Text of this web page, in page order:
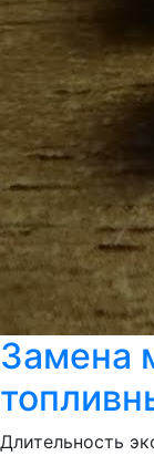
Замена
Длительность